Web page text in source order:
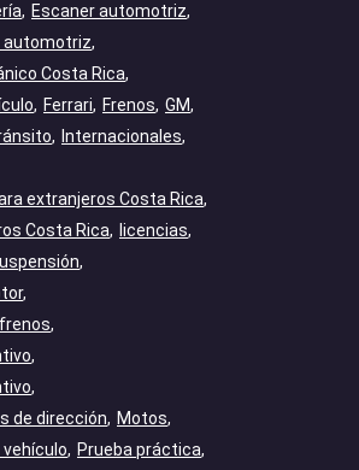
Escaner automotriz
automotriz
Costa Rica
Ferrari Frenos GM
Internacionales
extranjeros Costa Rica
Costa Rica
licencias
de dirección
Motos
vehículo
Prueba práctica